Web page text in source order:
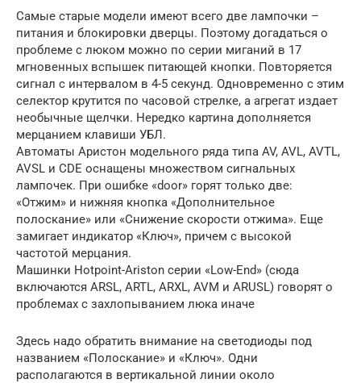
Самые старые модели имеют всего две лампочки –
питания и блокировки дверцы. Поэтому догадаться о
проблеме с люком можно по серии миганий в 17
мгновенных вспышек питающей кнопки. Повторяется
сигнал с интервалом в 4-5 секунд. Одновременно с этим
селектор крутится по часовой стрелке, а агрегат издает
необычные щелчки. Нередко картина дополняется
мерцанием клавиши УБЛ.
Автоматы Аристон модельного ряда типа AV, AVL, AVTL,
AVSL и CDE оснащены множеством сигнальных
лампочек. При ошибке «door» горят только две:
«Отжим» и нижняя кнопка «Дополнительное
полоскание» или «Снижение скорости отжима». Еще
замигает индикатор «Ключ», причем с высокой
частотой мерцания.
Машинки Hotpoint-Ariston серии «Low-End» (сюда
включаются ARSL, ARTL, ARXL, AVM и ARUSL) говорят о
проблемах с захлопыванием люка иначе
Здесь надо обратить внимание на светодиоды под
названием «Полоскание» и «Ключ». Одни
располагаются в вертикальной линии около